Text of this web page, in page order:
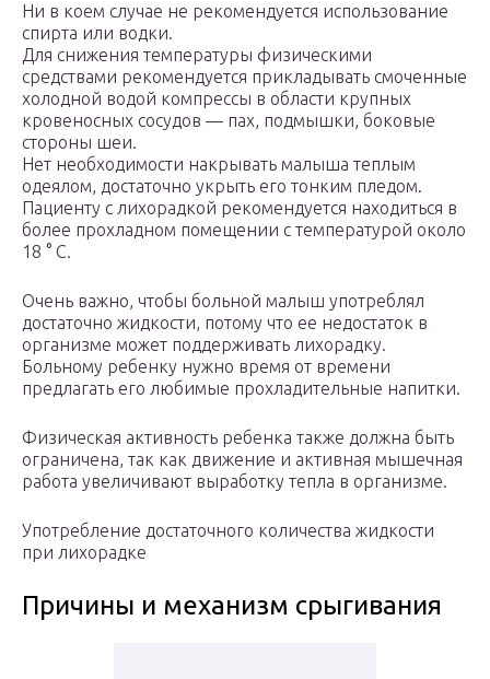
Ни в коем случае не рекомендуется использование
спирта или водки.
Для снижения температуры физическими
средствами рекомендуется прикладывать смоченные
холодной водой компрессы в области крупных
кровеносных сосудов — пах, подмышки, боковые
стороны шеи.
Нет необходимости накрывать малыша теплым
одеялом, достаточно укрыть его тонким пледом.
Пациенту с лихорадкой рекомендуется находиться в
более прохладном помещении с температурой около
18 ° C.
Очень важно, чтобы больной малыш употреблял
достаточно жидкости, потому что ее недостаток в
организме может поддерживать лихорадку.
Больному ребенку нужно время от времени
предлагать его любимые прохладительные напитки.
Физическая активность ребенка также должна быть
ограничена, так как движение и активная мышечная
работа увеличивают выработку тепла в организме.
Употребление достаточного количества жидкости
при лихорадке
Причины и механизм срыгивания